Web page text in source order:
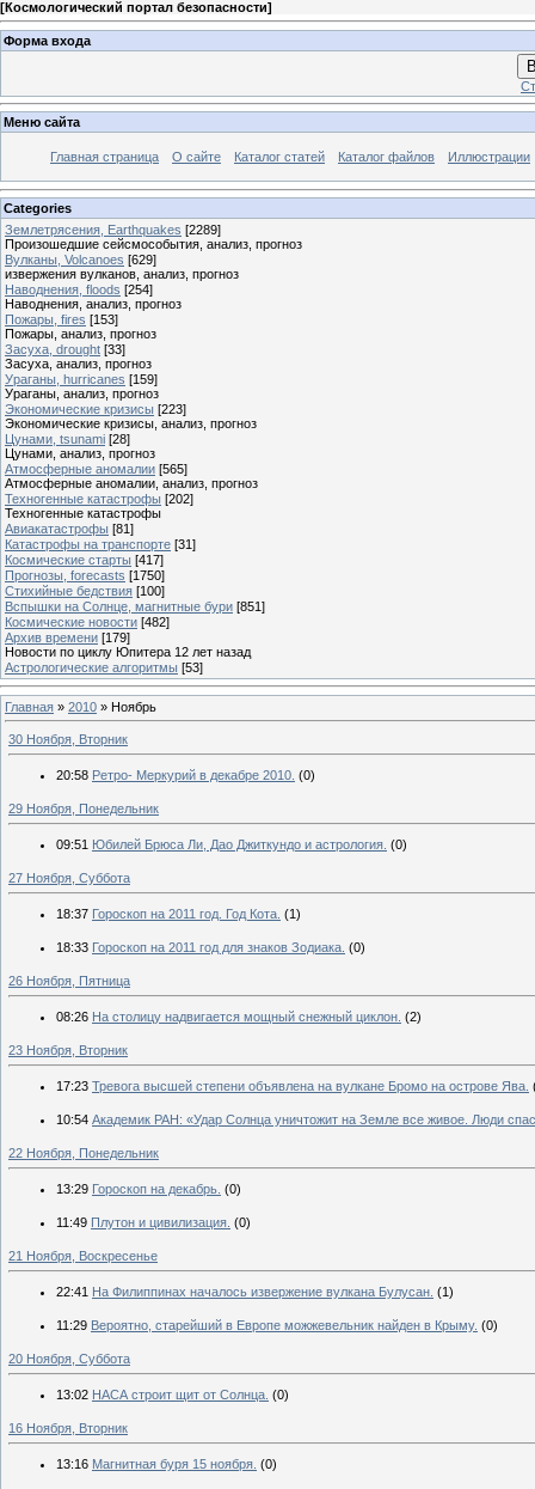
[Космологический портал безопасности]
Форма входа
Меню сайта
Главная страница О сайте Каталог статей Каталог файлов Иллюстрации
Categories
Землетрясения, Earthquakes [2289]
Произошедшие сейсмособытия, анализ, прогноз
Вулканы, Volcanoes [629]
извержения вулканов, анализ, прогноз
Наводнения, floods [254]
Наводнения, анализ, прогноз
Пожары, fires [153]
Пожары, анализ, прогноз
Засуха, drought [33]
Засуха, анализ, прогноз
Ураганы, hurricanes [159]
Ураганы, анализ, прогноз
Экономические кризисы [223]
Экономические кризисы, анализ, прогноз
Цунами, tsunami [28]
Цунами, анализ, прогноз
Атмосферные аномалии [565]
Атмосферные аномалии, анализ, прогноз
Техногенные катастрофы [202]
Техногенные катастрофы
Авиакатастрофы [81]
Катастрофы на транспорте [31]
Космические старты [417]
Прогнозы, forecasts [1750]
Стихийные бедствия [100]
Вспышки на Солнце, магнитные бури [851]
Космические новости [482]
Архив времени [179]
Новости по циклу Юпитера 12 лет назад
Астрологические алгоритмы [53]
Главная » 2010 » Ноябрь
30 Ноября, Вторник
20:58 Ретро- Меркурий в декабре 2010. (0)
29 Ноября, Понедельник
09:51 Юбилей Брюса Ли, Дао Джиткундо и астрология. (0)
27 Ноября, Суббота
18:37 Гороскоп на 2011 год. Год Кота. (1)
18:33 Гороскоп на 2011 год для знаков Зодиака. (0)
26 Ноября, Пятница
08:26 На столицу надвигается мощный снежный циклон. (2)
23 Ноября, Вторник
17:23 Тревога высшей степени объявлена на вулкане Бромо на острове Ява.
10:54 Академик РАН: «Удар Солнца уничтожит на Земле все живое. Люди
22 Ноября, Понедельник
13:29 Гороскоп на декабрь. (0)
11:49 Плутон и цивилизация. (0)
21 Ноября, Воскресенье
22:41 На Филиппинах началось извержение вулкана Булусан. (1)
11:29 Вероятно, старейший в Европе можжевельник найден в Крыму. (0)
20 Ноября, Суббота
13:02 НАСА строит щит от Солнца. (0)
16 Ноября, Вторник
13:16 Магнитная буря 15 ноября. (0)